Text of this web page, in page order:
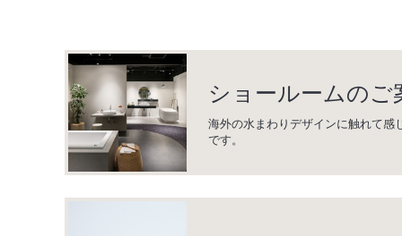
ショールームのご
海外の水まわりデザインに触れて感
です。